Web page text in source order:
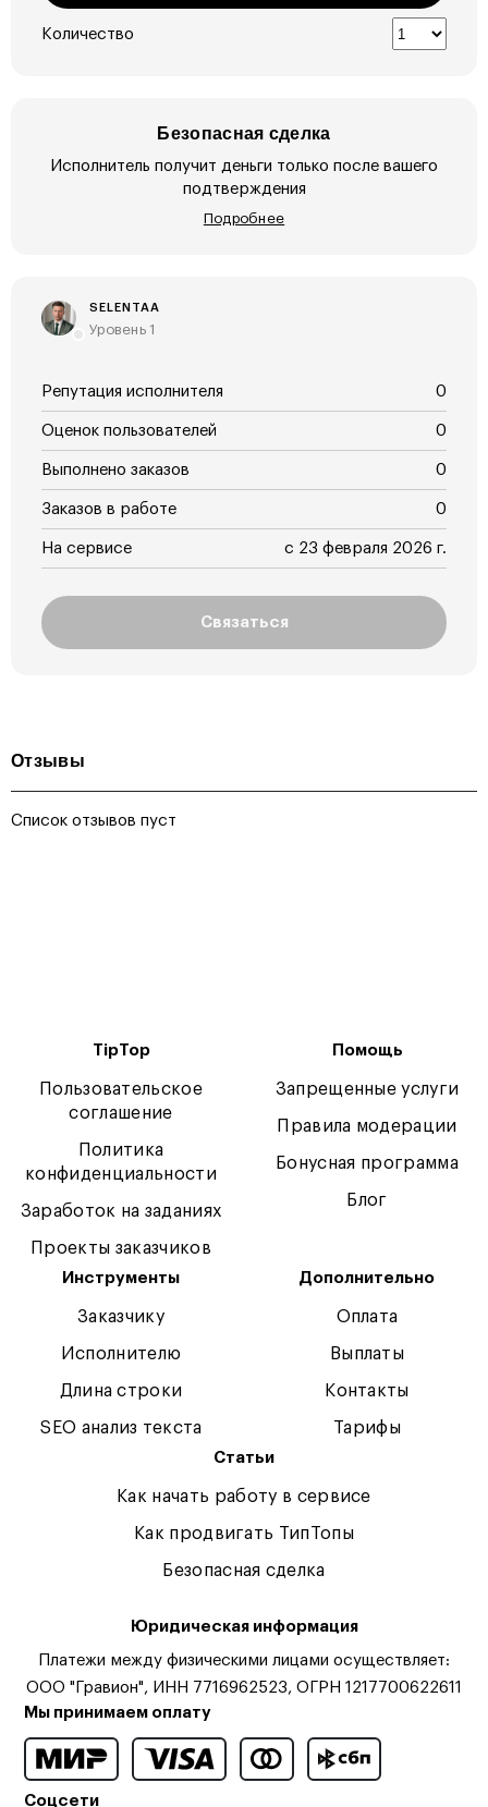
Количество
Безопасная сделка
Исполнитель получит деньги только после вашего
подтверждения
Подробнее
SELENTAA
Уровень 1
Репутация исполнителя 0
Оценок пользователей 0
Выполнено заказов 0
Заказов в работе 0
На сервисе с 23 февраля 2026 г.
Связаться
Отзывы
Список отзывов пуст
TipTop
Пользовательское
соглашение
Политика
конфиденциальности
Заработок на заданиях
Проекты заказчиков
Помощь
Запрещенные услуги
Правила модерации
Бонусная программа
Блог
Инструменты
Заказчику
Исполнителю
Длина строки
SEO анализ текста
Дополнительно
Оплата
Выплаты
Контакты
Тарифы
Статьи
Как начать работу в сервисе
Как продвигать ТипТопы
Безопасная сделка
Юридическая информация
Платежи между физическими лицами осуществляет:
ООО "Гравион", ИНН 7716962523, ОГРН 1217700622611
Мы принимаем оплату
Соцсети